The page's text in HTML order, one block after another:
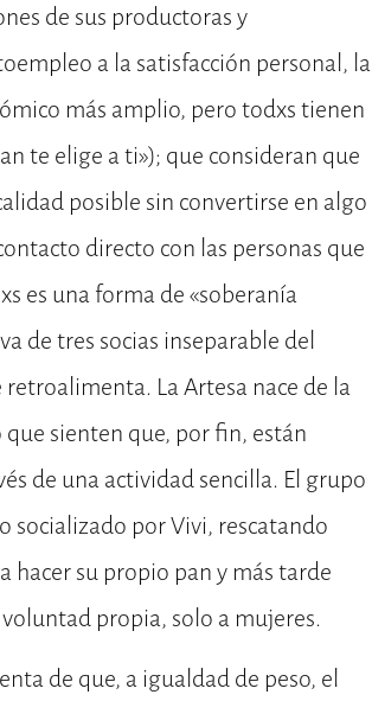
de sus productoras y
a la satisfacción personal, la
más amplio, pero todxs tienen
te elige a ti»); que consideran que
posible sin convertirse en algo
directo con las personas que
es una forma de «soberanía
de tres socias inseparable del
La Artesa nace de la
sienten que, por fin, están
de una actividad sencilla. El grupo
socializado por Vivi, rescatando
hacer su propio pan y más tarde
propia, solo a mujeres.
de que, a igualdad de peso, el